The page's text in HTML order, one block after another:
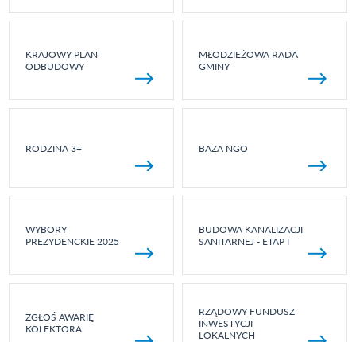
KRAJOWY PLAN
ODBUDOWY
MŁODZIEŻOWA RADA
GMINY
RODZINA 3+ BAZA NGO
WYBORY
PREZYDENCKIE 2025
BUDOWA KANALIZACJI
SANITARNEJ - ETAP I
ZGŁOŚ AWARIĘ
KOLEKTORA
RZĄDOWY FUNDUSZ
INWESTYCJI
LOKALNYCH